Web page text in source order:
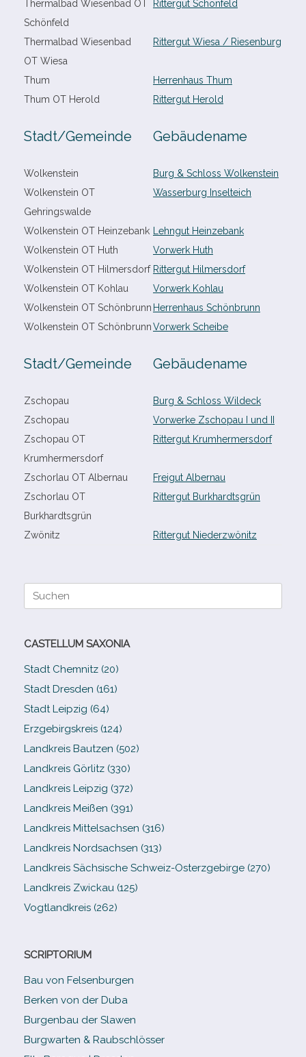
Thermalbad Wiesenbad OT
Schönfeld
Rittergut Schönfeld
Thermalbad Wiesenbad
OT Wiesa
Rittergut Wiesa /​ Riesenburg
Thum
Herrenhaus Thum
Thum OT Herold
Rittergut Herold
Stadt/​Gemeinde Gebäudename
Wolkenstein
Burg & Schloss Wolkenstein
Wolkenstein OT
Gehringswalde
Wasserburg Inselteich
Wolkenstein OT Heinzebank
Lehngut Heinzebank
Wolkenstein OT Huth
Vorwerk Huth
Wolkenstein OT Hilmersdorf Rittergut Hilmersdorf
Wolkenstein OT Kohlau
Vorwerk Kohlau
Wolkenstein OT Schönbrunn Herrenhaus Schönbrunn
Wolkenstein OT SchönbrunnVorwerk Scheibe
Stadt/​Gemeinde Gebäudename
Zschopau
Burg & Schloss Wildeck
Zschopau
Vorwerke Zschopau I und II
Zschopau OT
Krumhermersdorf
Rittergut Krumhermersdorf
Zschorlau OT Albernau
Freigut Albernau
Zschorlau OT
Burkhardtsgrün
Rittergut Burkhardtsgrün
Zwönitz Rittergut Niederzwönitz
Suche
nach:
CASTELLUM SAXONIA
Stadt Chemnitz (20)
Stadt Dresden (161)
Stadt Leipzig (64)
Erzgebirgskreis (124)
Landkreis Bautzen (502)
Landkreis Görlitz (330)
Landkreis Leipzig (372)
Landkreis Meißen (391)
Landkreis Mittelsachsen (316)
Landkreis Nordsachsen (313)
Landkreis Sächsische Schweiz-​Osterzgebirge (270)
Landkreis Zwickau (125)
Vogtlandkreis (262)
SCRIPTORIUM
Bau von Felsenburgen
Berken von der Duba
Burgenbau der Slawen
Burgwarten & Raubschlösser